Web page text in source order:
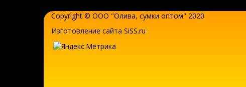
Copyright © ООО "Олива, сумки оптом" 2020
Изготовление сайта SiSS.ru